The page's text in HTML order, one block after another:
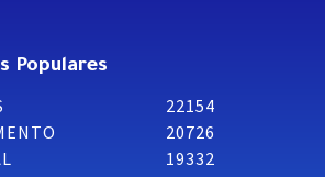
Populares
22154
20726
19332